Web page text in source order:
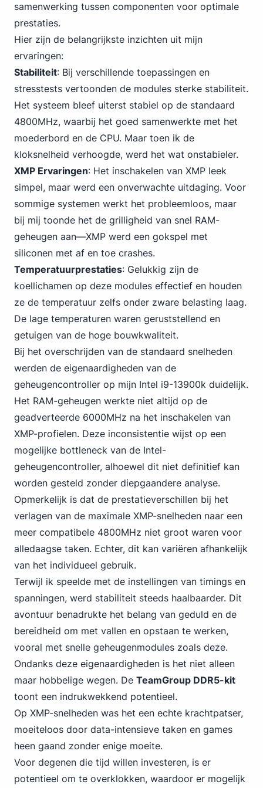
samenwerking tussen componenten voor optimale
prestaties.
Hier zijn de belangrijkste inzichten uit mijn
ervaringen:
Stabiliteit: Bij verschillende toepassingen en
stresstests vertoonden de modules sterke stabiliteit.
Het systeem bleef uiterst stabiel op de standaard
4800MHz, waarbij het goed samenwerkte met het
moederbord en de CPU. Maar toen ik de
kloksnelheid verhoogde, werd het wat onstabieler.
XMP Ervaringen: Het inschakelen van XMP leek
simpel, maar werd een onverwachte uitdaging. Voor
sommige systemen werkt het probleemloos, maar
bij mij toonde het de grilligheid van snel RAM-
geheugen aan—XMP werd een gokspel met
siliconen met af en toe crashes.
Temperatuurprestaties: Gelukkig zijn de
koellichamen op deze modules effectief en houden
ze de temperatuur zelfs onder zware belasting laag.
De lage temperaturen waren geruststellend en
getuigen van de hoge bouwkwaliteit.
Bij het overschrijden van de standaard snelheden
werden de eigenaardigheden van de
geheugencontroller op mijn Intel i9-13900k duidelijk.
Het RAM-geheugen werkte niet altijd op de
geadverteerde 6000MHz na het inschakelen van
XMP-profielen. Deze inconsistentie wijst op een
mogelijke bottleneck van de Intel-
geheugencontroller, alhoewel dit niet definitief kan
worden gesteld zonder diepgaandere analyse.
Opmerkelijk is dat de prestatieverschillen bij het
verlagen van de maximale XMP-snelheden naar een
meer compatibele 4800MHz niet groot waren voor
alledaagse taken. Echter, dit kan variëren afhankelijk
van het individueel gebruik.
Terwijl ik speelde met de instellingen van timings en
spanningen, werd stabiliteit steeds haalbaarder. Dit
avontuur benadrukte het belang van geduld en de
bereidheid om met vallen en opstaan te werken,
vooral met snelle geheugenmodules zoals deze.
Ondanks deze eigenaardigheden is het niet alleen
maar hobbelige wegen. De TeamGroup DDR5-kit
toont een indrukwekkend potentieel.
Op XMP-snelheden was het een echte krachtpatser,
moeiteloos door data-intensieve taken en games
heen gaand zonder enige moeite.
Voor degenen die tijd willen investeren, is er
potentieel om te overklokken, waardoor er mogelijk